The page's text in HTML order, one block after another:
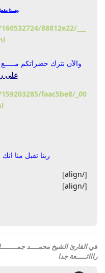
وهـــذا
88812e22/___
والآن نترك حضراتكم
على
faac5be8/_ 00
ربنا تقبل منا انك
[/align]
[/align]
في
رااائـــــعة جدا